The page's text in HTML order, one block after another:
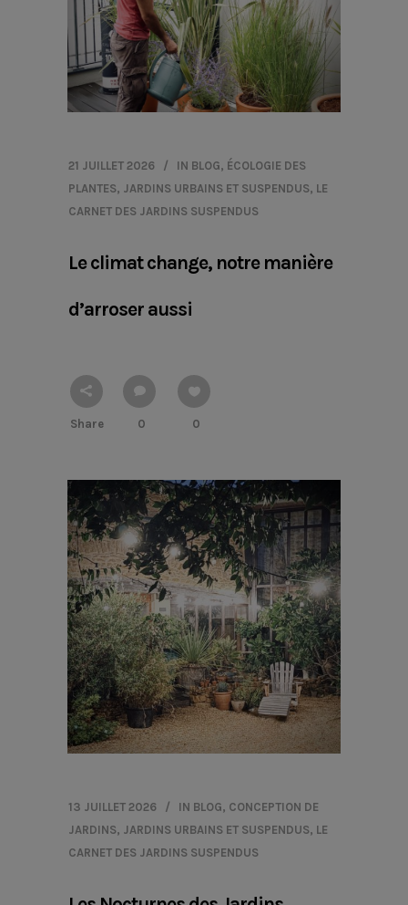
21 JUILLET 2026 IN BLOG, ÉCOLOGIE DES
PLANTES, JARDINS URBAINS ET SUSPENDUS, LE
CARNET DES JARDINS SUSPENDUS
Le climat change, notre manière
d’arroser aussi
Share 0 0
13 JUILLET 2026 IN BLOG, CONCEPTION DE
JARDINS, JARDINS URBAINS ET SUSPENDUS, LE
CARNET DES JARDINS SUSPENDUS